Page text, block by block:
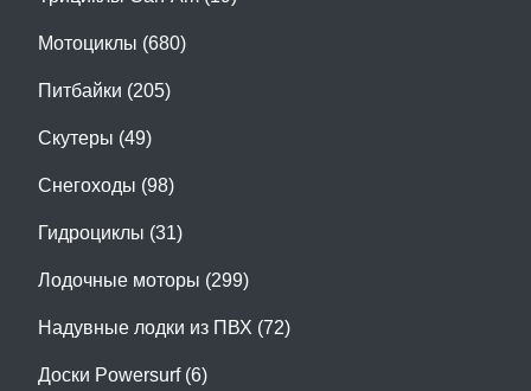
Мотоциклы (680)
Питбайки (205)
Скутеры (49)
Снегоходы (98)
Гидроциклы (31)
Лодочные моторы (299)
Надувные лодки из ПВХ (72)
Доски Powersurf (6)